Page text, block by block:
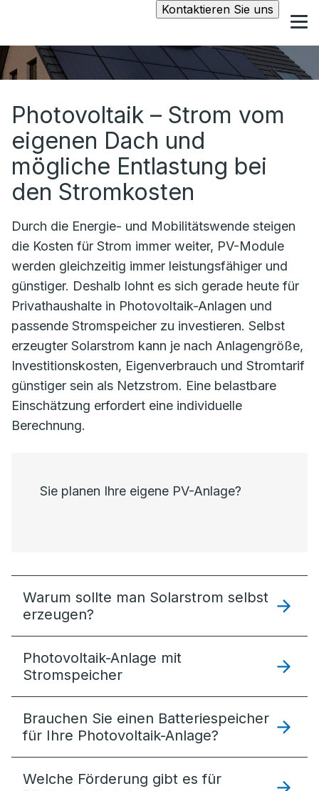
Kontaktieren Sie uns
Photovoltaik – Strom vom
eigenen Dach und
mögliche Entlastung bei
den Stromkosten
Durch die Energie- und Mobilitätswende steigen
die Kosten für Strom immer weiter, PV-Module
werden gleichzeitig immer leistungsfähiger und
günstiger. Deshalb lohnt es sich gerade heute für
Privathaushalte in Photovoltaik-Anlagen und
passende Stromspeicher zu investieren. Selbst
erzeugter Solarstrom kann je nach Anlagengröße,
Investitionskosten, Eigenverbrauch und Stromtarif
günstiger sein als Netzstrom. Eine belastbare
Einschätzung erfordert eine individuelle
Berechnung.
Sie planen Ihre eigene PV-Anlage?
Warum sollte man Solarstrom selbst
erzeugen?
Photovoltaik-Anlage mit
Stromspeicher
Brauchen Sie einen Batteriespeicher
für Ihre Photovoltaik-Anlage?
Welche Förderung gibt es für